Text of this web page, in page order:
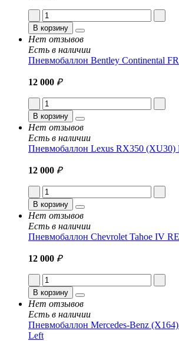
В корзину
Нет отзывов
Есть в наличии
Пневмобаллон Bentley Continental
12 000 ₽
В корзину
Нет отзывов
Есть в наличии
Пневмобаллон Lexus RX350 (XU30)
12 000 ₽
В корзину
Нет отзывов
Есть в наличии
Пневмобаллон Chevrolet Tahoe IV
12 000 ₽
В корзину
Нет отзывов
Есть в наличии
Пневмобаллон Mercedes-Benz
Left